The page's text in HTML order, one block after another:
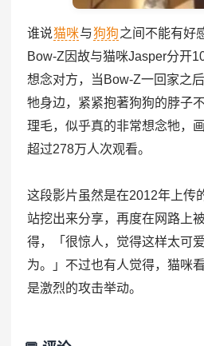
谁说猫咪与狗狗之间不能有好
Bow-Z因故与猫咪Jasper分开
想念对方，当Bow-Z一回家之
牠身边，紧紧抱著狗狗的脖子
理毛，似乎真的非常想念牠，
超过278万人次观看。
这段影片虽然是在2012年上传
站挖出来分享，再度在网路上
得，「很惊人，觉得这样太可
为。」不过也有人觉得，猫咪
是激烈的攻击举动。